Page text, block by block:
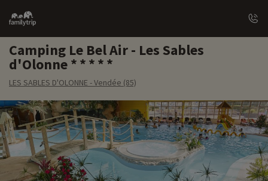
Family
trip
Camping Le Bel Air - Les Sables
d'Olonne
LES SABLES D'OLONNE - Vendée (85)